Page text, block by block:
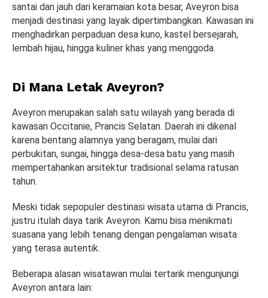
santai dan jauh dari keramaian kota besar, Aveyron bisa
menjadi destinasi yang layak dipertimbangkan. Kawasan ini
menghadirkan perpaduan desa kuno, kastel bersejarah,
lembah hijau, hingga kuliner khas yang menggoda.
Di Mana Letak Aveyron?
Aveyron merupakan salah satu wilayah yang berada di
kawasan Occitanie, Prancis Selatan. Daerah ini dikenal
karena bentang alamnya yang beragam, mulai dari
perbukitan, sungai, hingga desa-desa batu yang masih
mempertahankan arsitektur tradisional selama ratusan
tahun.
Meski tidak sepopuler destinasi wisata utama di Prancis,
justru itulah daya tarik Aveyron. Kamu bisa menikmati
suasana yang lebih tenang dengan pengalaman wisata
yang terasa autentik.
Beberapa alasan wisatawan mulai tertarik mengunjungi
Aveyron antara lain: